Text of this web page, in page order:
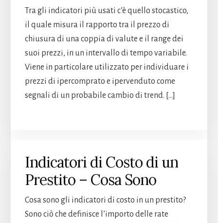
Tra gli indicatori più usati c’è quello stocastico,
il quale misura il rapporto tra il prezzo di
chiusura di una coppia di valute e il range dei
suoi prezzi, in un intervallo di tempo variabile.
Viene in particolare utilizzato per individuare i
prezzi di ipercomprato e ipervenduto come
segnali di un probabile cambio di trend. […]
Indicatori di Costo di un
Prestito – Cosa Sono
Cosa sono gli indicatori di costo in un prestito?
Sono ciò che definisce l’importo delle rate